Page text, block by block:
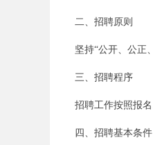
二、招聘原则
坚持“公开、公正
三、招聘程序
招聘工作按照报名
四、招聘基本条件